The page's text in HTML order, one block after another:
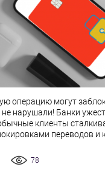
операцию могут
нарушали! Банки
клиенты
переводов и
78